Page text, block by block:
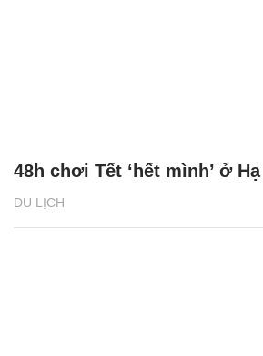
DU LỊCH
48h chơi Tết ‘hết mình’ ở